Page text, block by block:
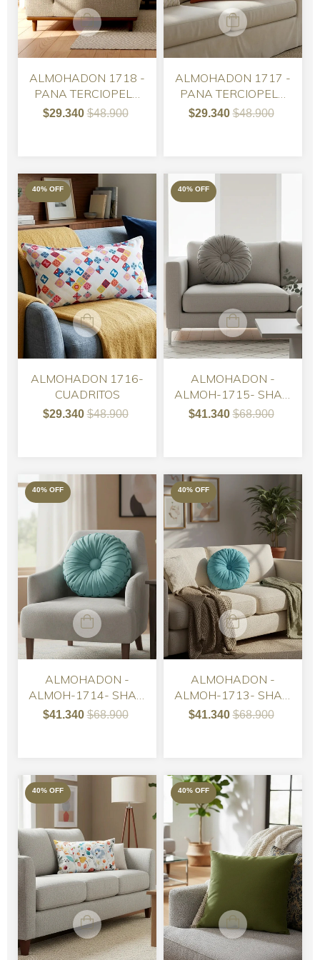
ALMOHADON 1718 -
PANA TERCIOPELO
MORA
$29.340$48.900
ALMOHADON 1717 -
PANA TERCIOPELO
NARANJA
$29.340$48.900
40% OFF
ALMOHADON 1716-
CUADRITOS
$29.340$48.900
40% OFF
ALMOHADON -
ALMOH-1715- SHAKI
CAPITONE PANA
$41.340$68.900
40% OFF
ALMOHADON -
ALMOH-1714- SHAKI
CAPITONE PANA
$41.340$68.900
40% OFF
ALMOHADON -
ALMOH-1713- SHAKI
CAPITONE PANA
$41.340$68.900
40% OFF 40% OFF